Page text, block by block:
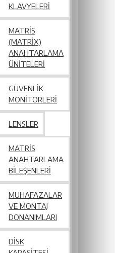
KLAVYELERI
MATRIS
(MATRIX)
ANAHTARLAMA
ÜNITELERI
GÜVENLIK
MONITÖRLERI
LENSLER
MATRIS
ANAHTARLAMA
BILEŞENLERI
MUHAFAZALAR
VE MONTAJ
DONANIMLARI
DISK